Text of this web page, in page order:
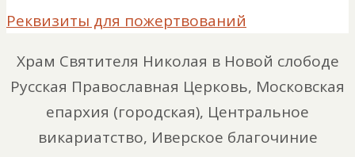
Реквизиты для пожертвований
Храм Святителя Николая в Новой слободе
Русская Православная Церковь, Московская
епархия (городская), Центральное
викариатство, Иверское благочиние